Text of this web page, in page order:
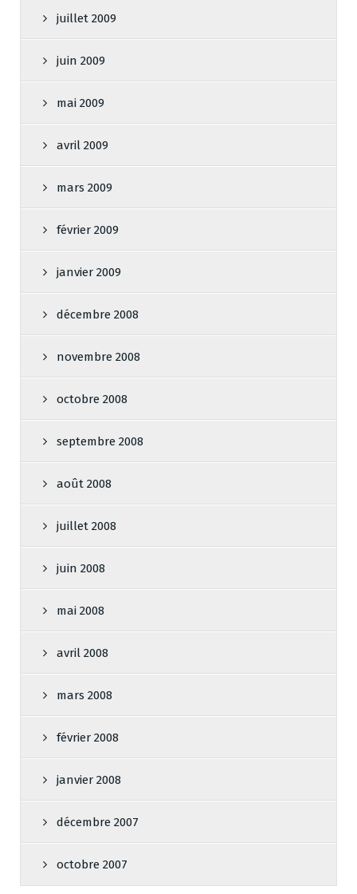
juillet 2009
juin 2009
mai 2009
avril 2009
mars 2009
février 2009
janvier 2009
décembre 2008
novembre 2008
octobre 2008
septembre 2008
août 2008
juillet 2008
juin 2008
mai 2008
avril 2008
mars 2008
février 2008
janvier 2008
décembre 2007
octobre 2007